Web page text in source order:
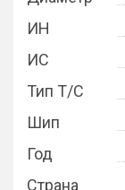
ИН
ИС
Тип Т/С
Шип
Год
Страна